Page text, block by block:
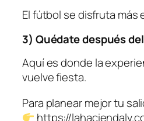
El fútbol se disfruta más
3) Quédate después
Aquí es donde la
vuelve fiesta.
Para planear mejor tu
https://